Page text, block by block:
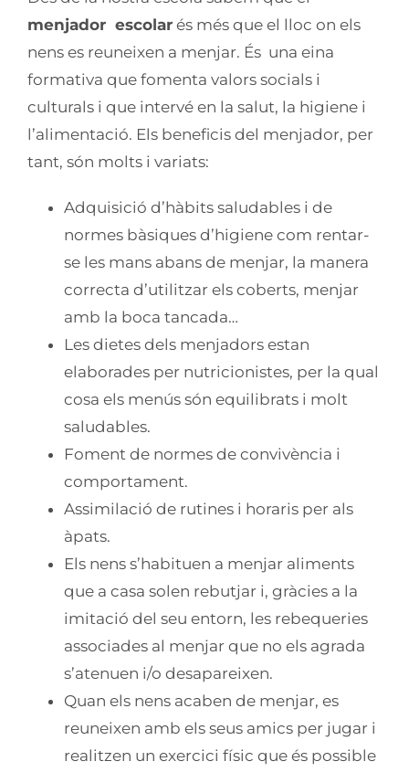
menjador escolar és més que el lloc on els
nens es reuneixen a menjar. És una eina
formativa que fomenta valors socials i
culturals i que intervé en la salut, la higiene i
l’alimentació. Els beneficis del menjador, per
tant, són molts i variats:
Adquisició d’hàbits saludables i de
normes bàsiques d’higiene com rentar-
se les mans abans de menjar, la manera
correcta d’utilitzar els coberts, menjar
amb la boca tancada…
Les dietes dels menjadors estan
elaborades per nutricionistes, per la qual
cosa els menús són equilibrats i molt
saludables.
Foment de normes de convivència i
comportament.
Assimilació de rutines i horaris per als
àpats.
Els nens s’habituen a menjar aliments
que a casa solen rebutjar i, gràcies a la
imitació del seu entorn, les rebequeries
associades al menjar que no els agrada
s’atenuen i/o desapareixen.
Quan els nens acaben de menjar, es
reuneixen amb els seus amics per jugar i
realitzen un exercici físic que és possible